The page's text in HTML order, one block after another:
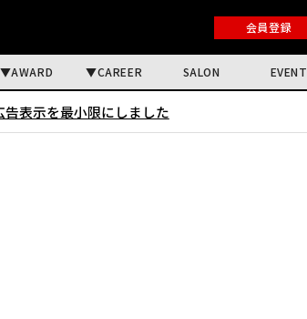
会員登録
AWARD CAREER SALON EVENT
告表示を最小限にしました